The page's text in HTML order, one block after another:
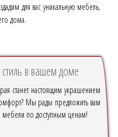
для вас уникальную мебель,
дома.
в вашем доме
станет настоящим украшением
Мы рады предложить вам
мебели по доступным ценам!